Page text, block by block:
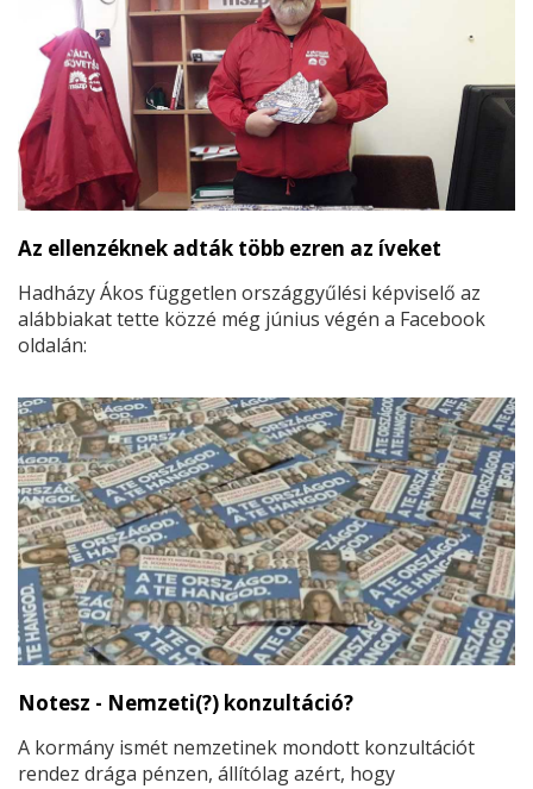
Az ellenzéknek adták több ezren az íveket
Hadházy Ákos független országgyűlési képviselő az
alábbiakat tette közzé még június végén a Facebook
oldalán:
Notesz - Nemzeti(?) konzultáció?
A kormány ismét nemzetinek mondott konzultációt
rendez drága pénzen, állítólag azért, hogy